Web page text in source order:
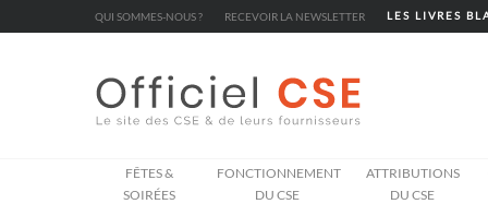
QUI SOMMES-NOUS ? RECEVOIR LA NEWSLETTER LES LIVRES
FÊTES &
SOIRÉES
FONCTIONNEMENT
DU CSE
ATTRIBUTIONS
DU CSE
Cookies management panel